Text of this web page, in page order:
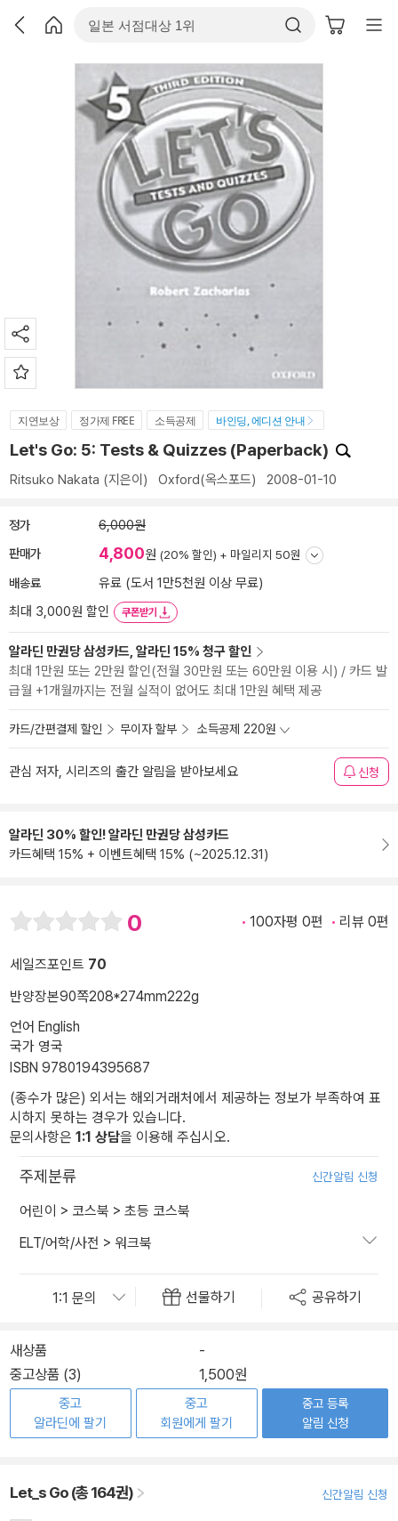
지연보상 정가제 FREE 소득공제 바인딩, 에디션 안내
Let's Go: 5: Tests & Quizzes (Paperback)
Ritsuko Nakata (지은이) Oxford(옥스포드) 2008-01-10
정가 6,000원
판매가 4,800원 (20% 할인) + 마일리지 50원
배송료
유료 (도서 1만5천원 이상 무료)
최대 3,000원 할인
쿠폰받기
알라딘 만권당 삼성카드, 알라딘 15% 청구 할인
최대 1만원 또는 2만원 할인(전월 30만원 또는 60만원 이용 시) / 카드 발
급월 +1개월까지는 전월 실적이 없어도 최대 1만원 혜택 제공
카드/간편결제 할인 무이자 할부 소득공제 220원
관심 저자, 시리즈의 출간 알림을 받아보세요 신청
알라딘 30% 할인! 알라딘 만권당 삼성카드
카드혜택 15% + 이벤트혜택 15% (~2025.12.31)
0 100자평 0편 리뷰 0편
세일즈포인트 70
반양장본90쪽208*274mm222g
언어 English
국가 영국
ISBN 9780194395687
(종수가 많은) 외서는 해외거래처에서 제공하는 정보가 부족하여 표
시하지 못하는 경우가 있습니다.
문의사항은 1:1 상담을 이용해 주십시오.
주제분류 신간알림 신청
어린이 > 코스북 > 초등 코스북
ELT/어학/사전 > 워크북
선물하기 공유하기
새상품
-
중고상품 (3)
1,500원
중고
알라딘에 팔기
중고
회원에게 팔기
중고 등록
알림 신청
Let_s Go (총 164권) 신간알림 신청